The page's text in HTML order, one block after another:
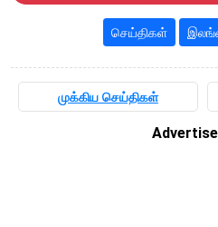
செய்திகள்
முக்கிய செய்திகள்